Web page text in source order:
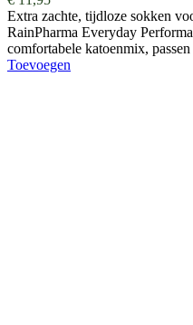
Extra zachte, tijdloze sokken
RainPharma Everyday
comfortabele katoenmix,
Toevoegen